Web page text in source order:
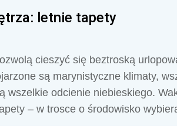
letnie tapety
cieszyć się beztroską
są marynistyczne klimaty,
wszelkie odcienie niebieskiego.
– w trosce o środowisko